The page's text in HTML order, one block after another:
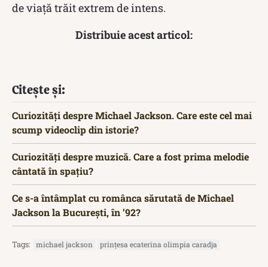
de viaţă trăit extrem de intens.
Distribuie acest articol:
Citește și:
Curiozități despre Michael Jackson. Care este cel mai
scump videoclip din istorie?
Curiozități despre muzică. Care a fost prima melodie
cântată în spațiu?
Ce s-a întâmplat cu românca sărutată de Michael
Jackson la București, în ’92?
Tags: michael jackson prințesa ecaterina olimpia caradja